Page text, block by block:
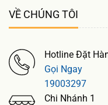
VỀ CHÚNG TÔI
Hotline Đặt
Gọi Ngay
19003297
Chi Nhánh 1